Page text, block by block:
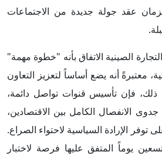
عقد جولة جديدة من الاجتماعات
الصينية الاتفاق بأنه "خطوة مهمة"
معتبرةً أنه يضع أساساً لتعزيز التعاون
ذلك، فإن تأسيس قنوات تواصل دائمة،
جدوى الانفصال الكامل بين الاقتصادين،
توفر الإرادة السياسية لاحتواء الصراع.
يوماً المتفق عليها فرصة لاختبار